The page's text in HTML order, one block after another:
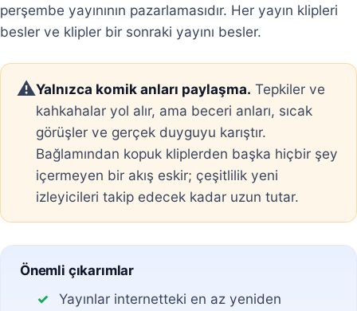
perşembe yayınının pazarlamasıdır. Her yayın klipleri
besler ve klipler bir sonraki yayını besler.
⚠️Yalnızca komik anları paylaşma. Tepkiler ve
kahkahalar yol alır, ama beceri anları, sıcak
görüşler ve gerçek duyguyu karıştır.
Bağlamından kopuk kliplerden başka hiçbir şey
içermeyen bir akış eskir; çeşitlilik yeni
izleyicileri takip edecek kadar uzun tutar.
Önemli çıkarımlar
Yayınlar internetteki en az yeniden